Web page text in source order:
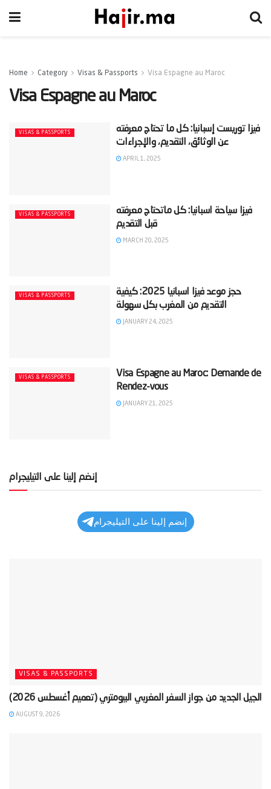
Home Category Visas & Passports Visa Espagne au Maroc
Visa Espagne au Maroc
VISAS & PASSPORTS
‫فيزا توريست إسبانيا: كل ما تحتاج معرفته
عن الوثائق، التقديم، والإجراءات‬
APRIL 1, 2025
VISAS & PASSPORTS
‫فيزا سياحة اسبانيا: كل ماتحتاج معرفته
قبل التقديم‬
MARCH 20, 2025
VISAS & PASSPORTS
‫حجز موعد فيزا اسبانيا​ 2025: كيفية
JANUARY 24, 2025
VISAS & PASSPORTS
Visa Espagne au Maroc: Demande de
Rendez-vous
JANUARY 21, 2025
إنضم إلينا على التيليجرام
إنضم إلينا على التيليجرام
VISAS & PASSPORTS
AUGUST 9, 2026